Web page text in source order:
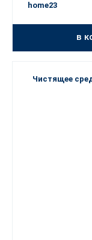
home23
в
Чистящее